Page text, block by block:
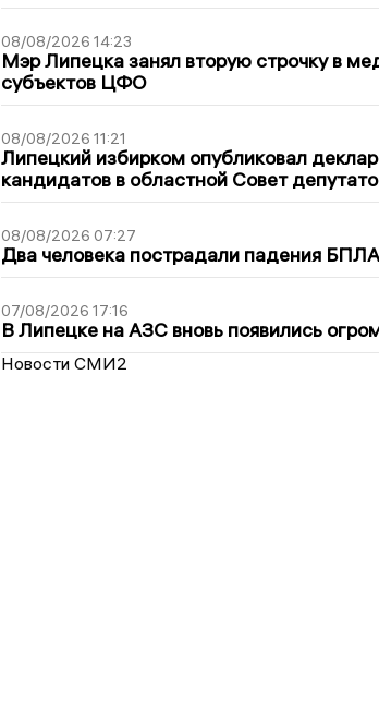
08/08/2026 14:23
Мэр Липецка занял вторую строчку в
субъектов ЦФО
08/08/2026 11:21
Липецкий избирком опубликовал
кандидатов в областной Совет
08/08/2026 07:27
Два человека пострадали падения
07/08/2026 17:16
В Липецке на АЗС вновь появились
Новости СМИ2